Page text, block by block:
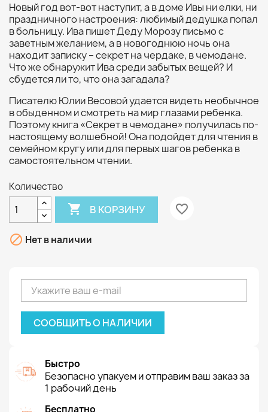
Новый год вот-вот наступит, а в доме Ивы ни eлки, ни
праздничного настроения: любимый дедушка попал
в больницу. Ива пишет Деду Морозу письмо с
заветным желанием, а в новогоднюю ночь она
находит записку – секрет на чердаке, в чемодане.
Что же обнаружит Ива среди забытых вещей? И
сбудется ли то, что она загадала?
Писателю Юлии Весовой удается видеть необычное
в обыденном и смотреть на мир глазами ребенка.
Поэтому книга «Секрет в чемодане» получилась по-
настоящему волшебной! Она подойдет для чтения в
семейном кругу или для первых шагов ребенка в
самостоятельном чтении.
Количество
 В КОРЗИНУ favorite_border
 Нет в наличии
СООБЩИТЬ О НАЛИЧИИ
Быстро
Безопасно упакуем и отправим ваш заказ за
1 рабочий день
Бесплатно